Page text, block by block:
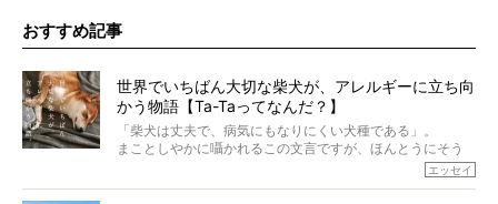
おすすめ記事
世界でいちばん大切な柴犬が、アレルギーに立ち向
かう物語【Ta-Taってなんだ？】
「柴犬は丈夫で、病気にもなりにくい犬種である」。
まことしやかに囁かれるこの文言ですが、ほんとうにそう
エッセイ